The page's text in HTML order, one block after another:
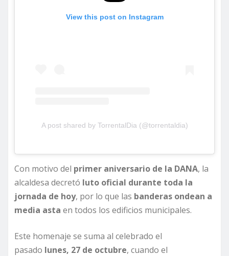
View this post on Instagram
A post shared by TorrentalDia (@torrentaldia)
Con motivo del primer aniversario de la DANA, la
alcaldesa decretó luto oficial durante toda la
jornada de hoy, por lo que las banderas ondean a
media asta en todos los edificios municipales.
Este homenaje se suma al celebrado el
pasado lunes, 27 de octubre, cuando el